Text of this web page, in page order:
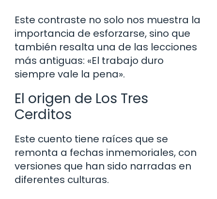
Este contraste no solo nos muestra la
importancia de esforzarse, sino que
también resalta una de las lecciones
más antiguas: «El trabajo duro
siempre vale la pena».
El origen de Los Tres
Cerditos
Este cuento tiene raíces que se
remonta a fechas inmemoriales, con
versiones que han sido narradas en
diferentes culturas.